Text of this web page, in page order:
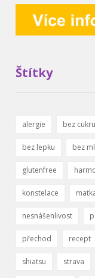
Štítky
alergie bez cukru
bez lepku bez
glutenfree
konstelace
nesnášenlivost
přechod recept
shiatsu strava